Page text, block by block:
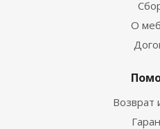
О
Возврат